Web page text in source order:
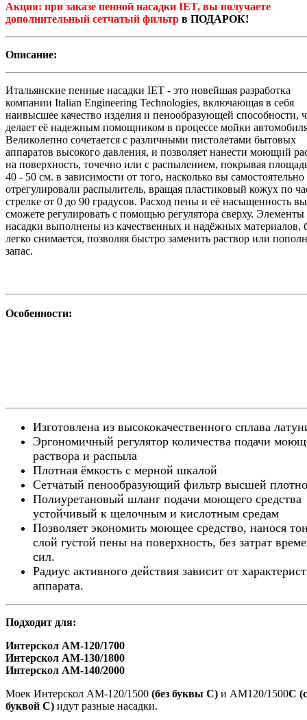
Акция: при заказе пенной насадки IET, вы получаете
дополнительный сетчатый фильтр в ПОДАРОК!
Описание:
Итальянские пенные насадки IET - это новейшая разработка
компании Italian Engineering Technologies, включающая в себя
наивысшее качество изделия и пенообразующей способности,
делает её надежным помощником в процессе мойки
Великолепно сочетается с различными пистолетами бытовых
аппаратов высокого давления, и позволяет нанести моющий
на поверхность, точечно или с распылением, покрывая
40 - 50 см. в зависимости от того, насколько вы самостоятельно
отрегулировали распылитель, вращая пластиковый кожух по
стрелке от 0 до 90 градусов. Расход пены и её насыщенность вы
сможете регулировать с помощью регулятора сверху. Элементы
насадки выполнены из качественных и надёжных материалов,
легко снимается, позволяя быстро заменить раствор или
запас.
Особенности:
Изготовлена из высококачественного сплава
Эргономичный регулятор количества подачи
раствора и распыла
Плотная ёмкость с мерной шкалой
Сетчатый пенообразующий фильтр высшей
Полиуретановый шланг подачи моющего средства
устойчивый к щелочным и кислотным средам
Позволяет экономить моющее средство, нанося
слой густой пены на поверхность, без затрат
сил.
Радиус активного действия зависит от
аппарата.
Подходит для:
Интерскол АМ-120/1700
Интерскол АМ-130/1800
Интерскол АМ-140/2000
Моек Интерскол АМ-120/1500 (без буквы С) и АМ120/1500С (с
буквой С) идут разные насадки.